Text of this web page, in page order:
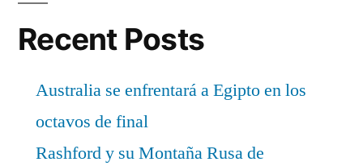
Recent Posts
Australia se enfrentará a Egipto en los
octavos de final
Rashford y su Montaña Rusa de